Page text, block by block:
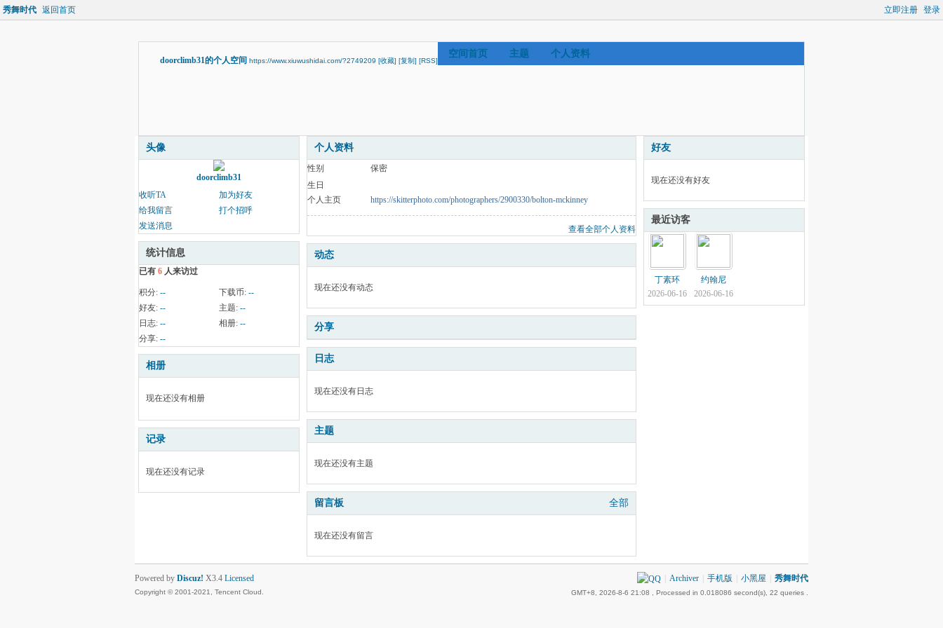
立即注册 登录
秀舞时代 返回首页
doorclimb31的个人空间 https://www.xiuwushidai.com/?2749209 [收藏] [复制] [RSS]
空间首页 主题 个人资料
头像
doorclimb31
收听TA
加为好友
给我留言
打个招呼
发送消息
统计信息
已有 6 人来访过
积分: -- 下载币: --
好友: -- 主题: --
日志: -- 相册: --
分享: --
相册
现在还没有相册
记录
现在还没有记录
个人资料
性别
保密
生日
个人主页
https://skitterphoto.com/photographers/2900330/bolton-mckinney
查看全部个人资料
动态
现在还没有动态
分享
日志
现在还没有日志
主题
现在还没有主题
留言板 全部
现在还没有留言
好友
现在还没有好友
最近访客
丁素环
2026-06-16
约翰尼
2026-06-16
Archiver 手机版 小黑屋 秀舞时代
GMT+8, 2026-8-6 21:08 , Processed in 0.018086 second(s), 22 queries .
Powered by Discuz! X3.4 Licensed
Copyright © 2001-2021, Tencent Cloud.